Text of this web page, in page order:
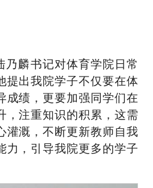
乃麟书记对体育学院日常
提出我院学子不仅要在体
成绩，更要加强同学们在
，注重知识的积累，这需
灌溉，不断更新教师自我
力，引导我院更多的学子